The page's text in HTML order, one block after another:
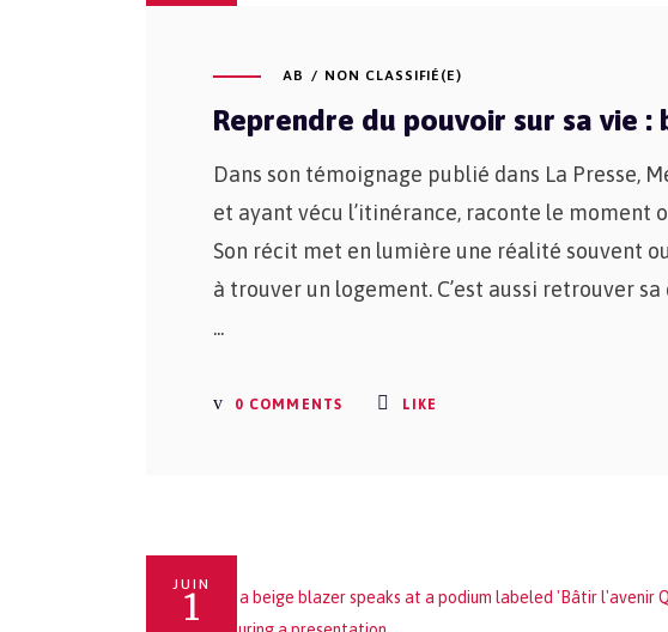
AB NON CLASSIFIÉ(E)
Reprendre du pouvoir sur sa vie :
Dans son témoignage publié dans La Presse,
et ayant vécu l’itinérance, raconte le moment
Son récit met en lumière une réalité souvent
à trouver un logement. C’est aussi retrouver
0 COMMENTS LIKE
JUIN
1